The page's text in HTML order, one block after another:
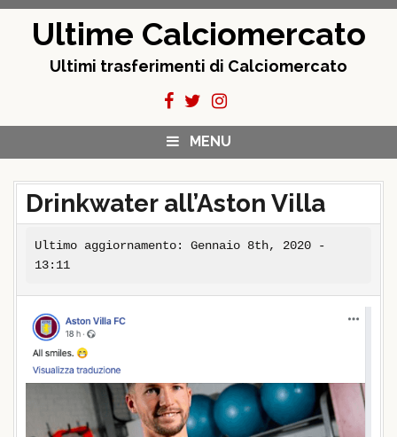
Ultime Calciomercato
Ultimi trasferimenti di Calciomercato
MENU
Drinkwater all’Aston Villa
Ultimo aggiornamento: Gennaio 8th, 2020 -
13:11